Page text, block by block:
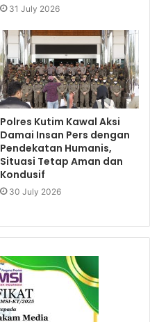
31 July 2026
Polres Kutim Kawal Aksi
Damai Insan Pers dengan
Pendekatan Humanis,
Situasi Tetap Aman dan
Kondusif
30 July 2026